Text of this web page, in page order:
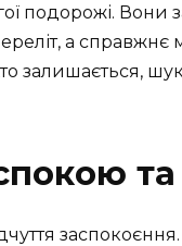
подорожі. Вони
а
залишається,
та